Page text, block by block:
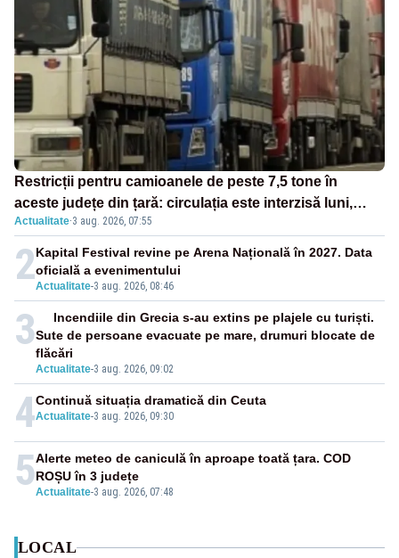
Restricții pentru camioanele de peste 7,5 tone în
aceste județe din țară: circulația este interzisă luni,
între orele 12:00 și 20:00
Actualitate·3 aug. 2026, 07:55
2Actualitate-3 aug. 2026, 08:46
Kapital Festival revine pe Arena Națională în 2027. Data
oficială a evenimentului
3
Actualitate-3 aug. 2026, 09:02
Incendiile din Grecia s-au extins pe plajele cu turiști.
Sute de persoane evacuate pe mare, drumuri blocate de
flăcări
4Actualitate-3 aug. 2026, 09:30
Continuă situația dramatică din Ceuta
5Actualitate-3 aug. 2026, 07:48
Alerte meteo de caniculă în aproape toată țara. COD
ROȘU în 3 județe
LOCAL